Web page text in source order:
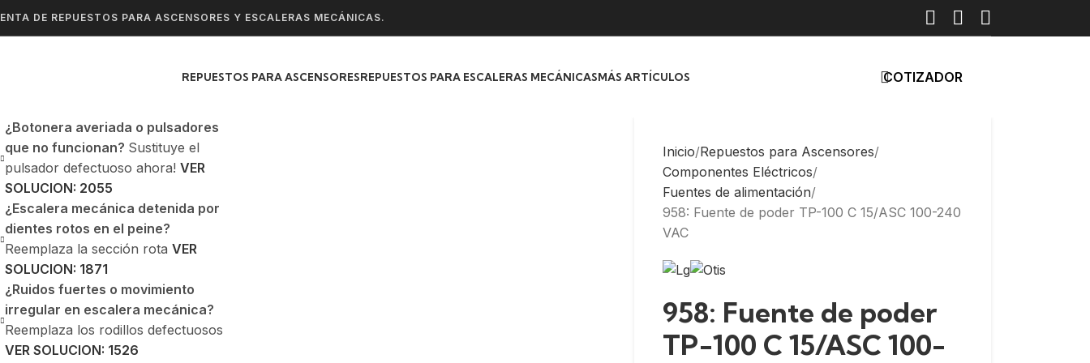
DE REPUESTOS PARA ASCENSORES Y ESCALERAS MECÁNICAS.
REPUESTOS PARA ASCENSORESREPUESTOS PARA ESCALERAS MECÁNICASMÁS ARTÍCULOS COTIZADOR
¿Botonera averiada o pulsadores
que no funcionan? Sustituye el
pulsador defectuoso ahora! VER
SOLUCION: 2055
¿Escalera mecánica detenida por
dientes rotos en el peine?
Reemplaza la sección rota VER
SOLUCION: 1871
¿Ruidos fuertes o movimiento
irregular en escalera mecánica?
Reemplaza los rodillos defectuosos
VER SOLUCION: 1526
Inicio Repuestos para Ascensores
Componentes Eléctricos
Fuentes de alimentación
958: Fuente de poder TP-100 C 15/ASC 100-240
VAC
958: Fuente de poder
TP-100 C 15/ASC 100-